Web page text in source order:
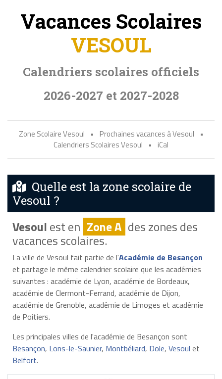
Vacances Scolaires
VESOUL
Calendriers scolaires officiels
2026-2027 et 2027-2028
Zone Scolaire Vesoul • Prochaines vacances à Vesoul
•
Calendriers Scolaires Vesoul
• iCal
Quelle est la zone scolaire de
Vesoul ?
Vesoulest en Zone A des zones des
vacances scolaires.
La ville de Vesoul fait partie de l'Académie de Besançon
et partage le même calendrier scolaire que les académies
suivantes : académie de Lyon, académie de Bordeaux,
académie de Clermont-Ferrand, académie de Dijon,
académie de Grenoble, académie de Limoges et académie
de Poitiers.
Les principales villes de l'académie de Besançon sont
Besançon, Lons-le-Saunier, Montbéliard, Dole, Vesoul et
Belfort.